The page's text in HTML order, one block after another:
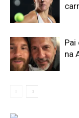
Pai
na